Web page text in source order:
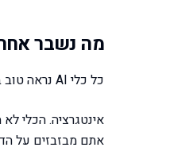
מה נשבר
כל כלי AI נראה טוב בהדגמה מבוקרת. הכשלים מופיעים מאוחר יותר, וכמעט תמיד הם אותם שלושה.
אתם מבזבזים על